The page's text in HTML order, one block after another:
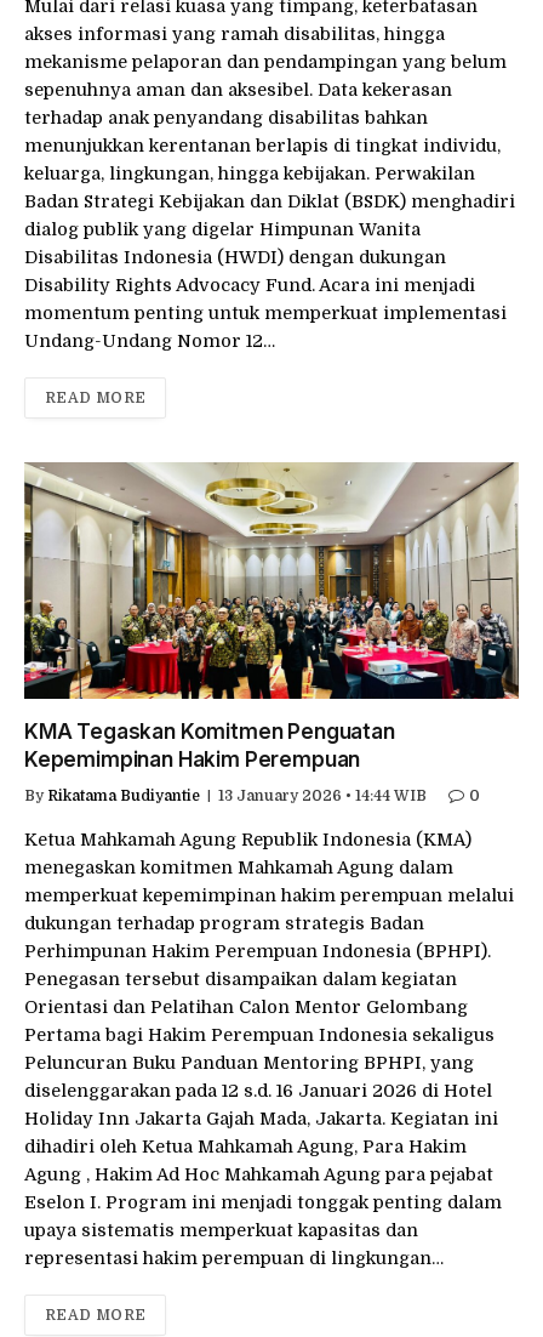
Mulai dari relasi kuasa yang timpang, keterbatasan
akses informasi yang ramah disabilitas, hingga
mekanisme pelaporan dan pendampingan yang belum
sepenuhnya aman dan aksesibel. Data kekerasan
terhadap anak penyandang disabilitas bahkan
menunjukkan kerentanan berlapis di tingkat individu,
keluarga, lingkungan, hingga kebijakan. Perwakilan
Badan Strategi Kebijakan dan Diklat (BSDK) menghadiri
dialog publik yang digelar Himpunan Wanita
Disabilitas Indonesia (HWDI) dengan dukungan
Disability Rights Advocacy Fund. Acara ini menjadi
momentum penting untuk memperkuat implementasi
Undang-Undang Nomor 12…
READ MORE
KMA Tegaskan Komitmen Penguatan
Kepemimpinan Hakim Perempuan
By Rikatama Budiyantie 13 January 2026 • 14:44 WIB 0
Ketua Mahkamah Agung Republik Indonesia (KMA)
menegaskan komitmen Mahkamah Agung dalam
memperkuat kepemimpinan hakim perempuan melalui
dukungan terhadap program strategis Badan
Perhimpunan Hakim Perempuan Indonesia (BPHPI).
Penegasan tersebut disampaikan dalam kegiatan
Orientasi dan Pelatihan Calon Mentor Gelombang
Pertama bagi Hakim Perempuan Indonesia sekaligus
Peluncuran Buku Panduan Mentoring BPHPI, yang
diselenggarakan pada 12 s.d. 16 Januari 2026 di Hotel
Holiday Inn Jakarta Gajah Mada, Jakarta. Kegiatan ini
dihadiri oleh Ketua Mahkamah Agung, Para Hakim
Agung , Hakim Ad Hoc Mahkamah Agung para pejabat
Eselon I. Program ini menjadi tonggak penting dalam
upaya sistematis memperkuat kapasitas dan
representasi hakim perempuan di lingkungan…
READ MORE